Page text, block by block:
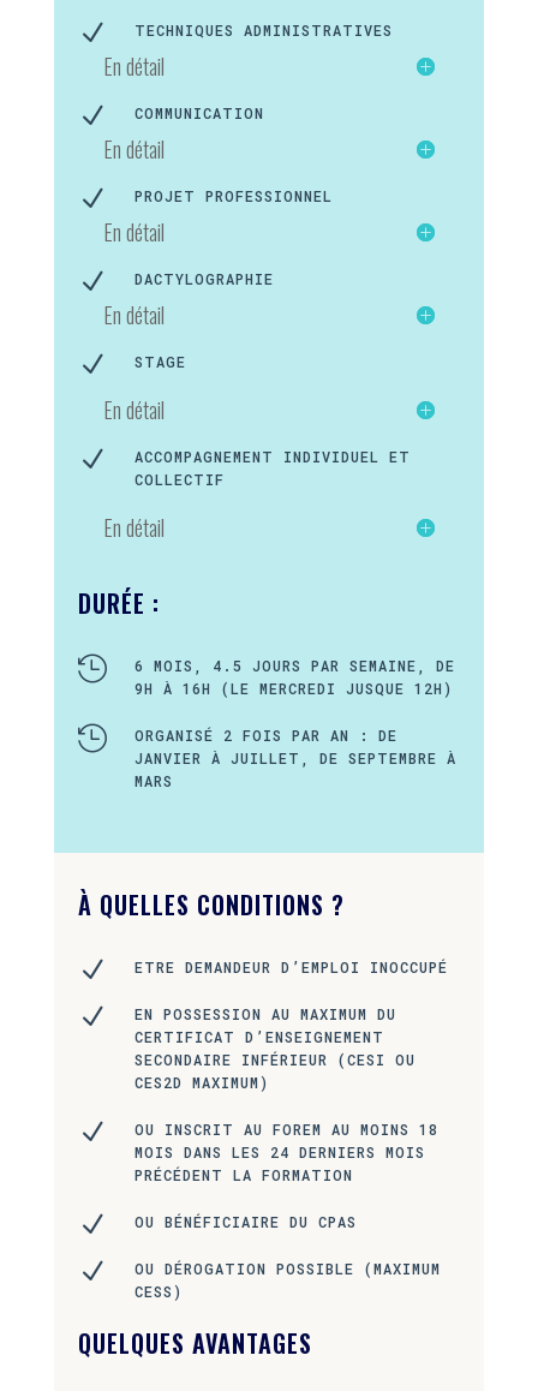
N TECHNIQUES ADMINISTRATIVES
En détail
N COMMUNICATION
En détail
N PROJET PROFESSIONNEL
En détail
N DACTYLOGRAPHIE
En détail
N STAGE
En détail
N
ACCOMPAGNEMENT INDIVIDUEL ET
COLLECTIF
En détail
DURÉE :

6 MOIS, 4.5 JOURS PAR SEMAINE, DE
9H À 16H (LE MERCREDI JUSQUE 12H)

ORGANISÉ 2 FOIS PAR AN : DE
JANVIER À JUILLET, DE SEPTEMBRE À
MARS
À QUELLES CONDITIONS ?
N ETRE DEMANDEUR D’EMPLOI INOCCUPÉ
N
EN POSSESSION AU MAXIMUM DU
CERTIFICAT D’ENSEIGNEMENT
SECONDAIRE INFÉRIEUR (CESI OU
CES2D MAXIMUM)
N
OU INSCRIT AU FOREM AU MOINS 18
MOIS DANS LES 24 DERNIERS MOIS
PRÉCÉDENT LA FORMATION
N OU BÉNÉFICIAIRE DU CPAS
N
OU DÉROGATION POSSIBLE (MAXIMUM
CESS)
QUELQUES AVANTAGES